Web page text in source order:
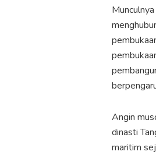
Angin
dinasti
maritim